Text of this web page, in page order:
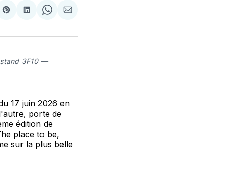
Share
Pinterest
Partager
LinkedIn
Share
WhatsApp
Partager
Courriel
3F10 —
17 juin 2026 en
porte de
édition de
place to be,
sur la plus belle